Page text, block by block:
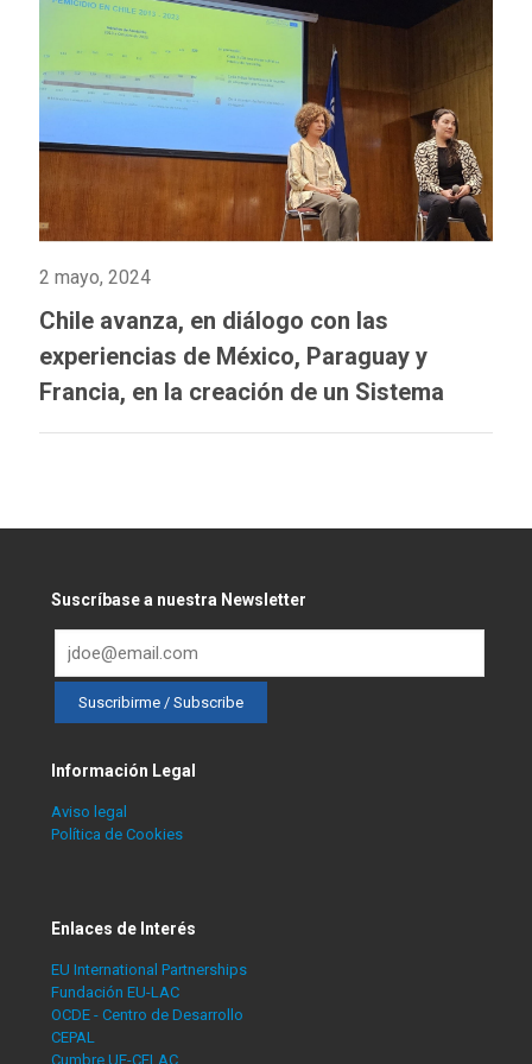
2 mayo, 2024
Chile avanza, en diálogo con las
experiencias de México, Paraguay y
Francia, en la creación de un Sistema
Integrado de Información sobre Violencia
Suscríbase a nuestra Newsletter
Información Legal
Aviso legal
Política de Cookies
Enlaces de Interés
EU International Partnerships
Fundación EU-LAC
OCDE - Centro de Desarrollo
CEPAL
Cumbre UE-CELAC